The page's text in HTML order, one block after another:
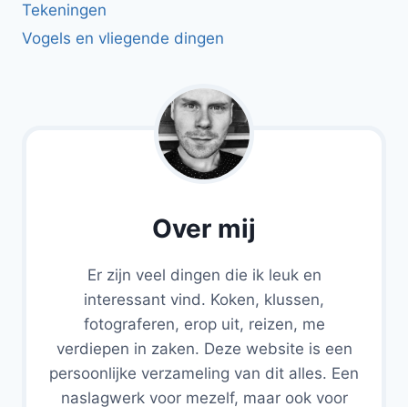
Tekeningen
Vogels en vliegende dingen
Over mij
Er zijn veel dingen die ik leuk en
interessant vind. Koken, klussen,
fotograferen, erop uit, reizen, me
verdiepen in zaken. Deze website is een
persoonlijke verzameling van dit alles. Een
naslagwerk voor mezelf, maar ook voor